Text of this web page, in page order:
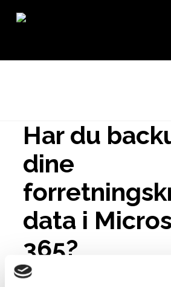
Har du
dine
data i
365?
16. november 2020